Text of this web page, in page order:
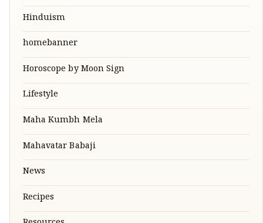
Hinduism
homebanner
Horoscope by Moon Sign
Lifestyle
Maha Kumbh Mela
Mahavatar Babaji
News
Recipes